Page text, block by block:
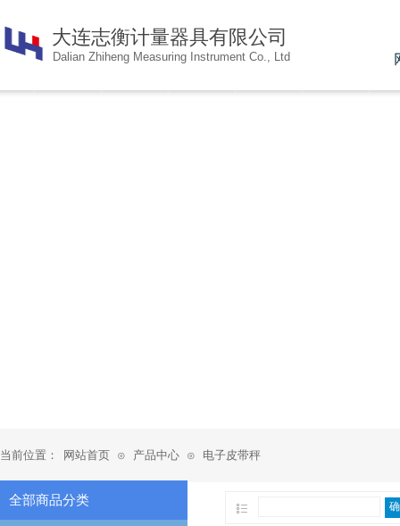
大连志衡计量器具有限公司
Dalian Zhiheng Measuring Instrument Co., Ltd
网站首页 ⊙ 产品中心 ⊙ 电子皮带秤
当前位置：
全部商品分类